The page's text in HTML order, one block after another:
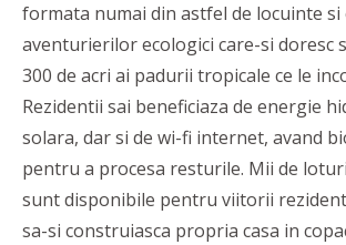
formata numai din astfel de locuinte si
aventurierilor ecologici care-si doresc
300 de acri ai padurii tropicale ce le
Rezidentii sai beneficiaza de energie
solara, dar si de wi-fi internet, avand
pentru a procesa resturile. Mii de
sunt disponibile pentru viitorii
sa-si construiasca propria casa in